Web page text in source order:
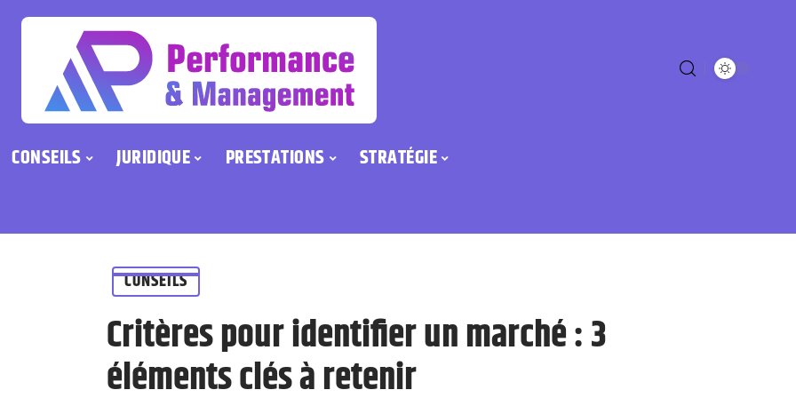
CONSEILS JURIDIQUE PRESTATIONS STRATÉGIE
CONSEILS
Critères pour identifier un marché : 3
éléments clés à retenir